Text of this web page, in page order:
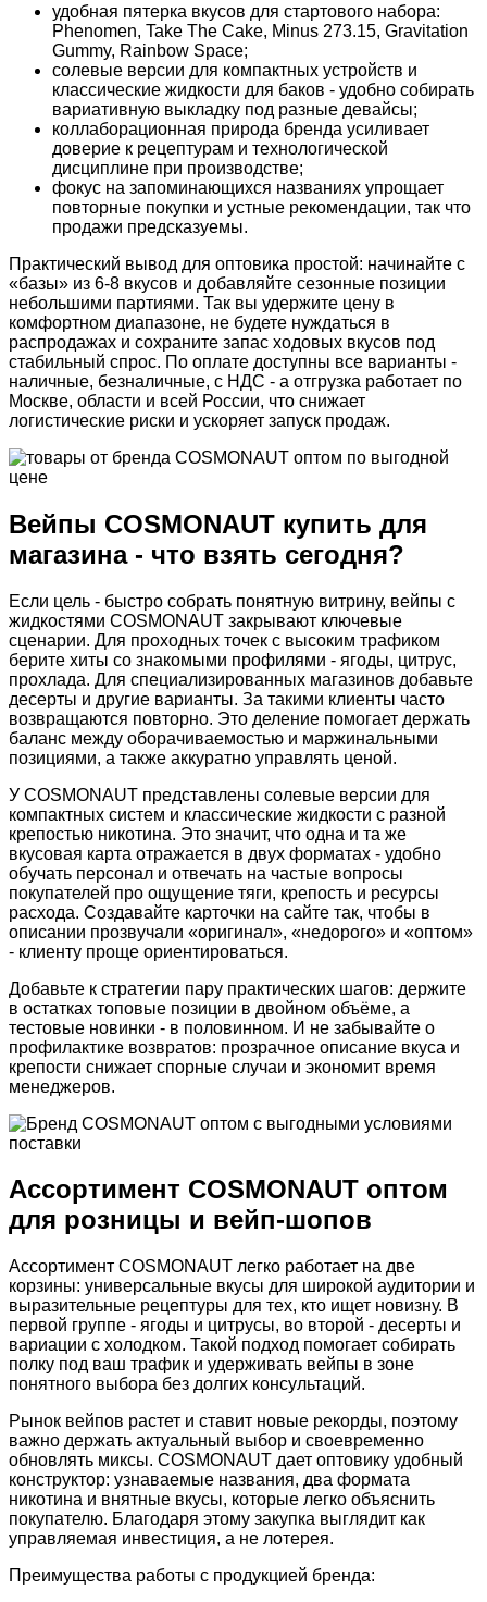
удобная пятерка вкусов для стартового набора:
Phenomen, Take The Cake, Minus 273.15, Gravitation
Gummy, Rainbow Space;
солевые версии для компактных устройств и
классические жидкости для баков - удобно собирать
вариативную выкладку под разные девайсы;
коллаборационная природа бренда усиливает
доверие к рецептурам и технологической
дисциплине при производстве;
фокус на запоминающихся названиях упрощает
повторные покупки и устные рекомендации, так что
продажи предсказуемы.
Практический вывод для оптовика простой: начинайте с
«базы» из 6-8 вкусов и добавляйте сезонные позиции
небольшими партиями. Так вы удержите цену в
комфортном диапазоне, не будете нуждаться в
распродажах и сохраните запас ходовых вкусов под
стабильный спрос. По оплате доступны все варианты -
наличные, безналичные, с НДС - а отгрузка работает по
Москве, области и всей России, что снижает
логистические риски и ускоряет запуск продаж.
Вейпы COSMONAUT купить для
магазина - что взять сегодня?
Если цель - быстро собрать понятную витрину, вейпы с
жидкостями COSMONAUT закрывают ключевые
сценарии. Для проходных точек с высоким трафиком
берите хиты со знакомыми профилями - ягоды, цитрус,
прохлада. Для специализированных магазинов добавьте
десерты и другие варианты. За такими клиенты часто
возвращаются повторно. Это деление помогает держать
баланс между оборачиваемостью и маржинальными
позициями, а также аккуратно управлять ценой.
У COSMONAUT представлены солевые версии для
компактных систем и классические жидкости с разной
крепостью никотина. Это значит, что одна и та же
вкусовая карта отражается в двух форматах - удобно
обучать персонал и отвечать на частые вопросы
покупателей про ощущение тяги, крепость и ресурсы
расхода. Создавайте карточки на сайте так, чтобы в
описании прозвучали «оригинал», «недорого» и «оптом»
- клиенту проще ориентироваться.
Добавьте к стратегии пару практических шагов: держите
в остатках топовые позиции в двойном объёме, а
тестовые новинки - в половинном. И не забывайте о
профилактике возвратов: прозрачное описание вкуса и
крепости снижает спорные случаи и экономит время
менеджеров.
Ассортимент COSMONAUT оптом
для розницы и вейп-шопов
Ассортимент COSMONAUT легко работает на две
корзины: универсальные вкусы для широкой аудитории и
выразительные рецептуры для тех, кто ищет новизну. В
первой группе - ягоды и цитрусы, во второй - десерты и
вариации с холодком. Такой подход помогает собирать
полку под ваш трафик и удерживать вейпы в зоне
понятного выбора без долгих консультаций.
Рынок вейпов растет и ставит новые рекорды, поэтому
важно держать актуальный выбор и своевременно
обновлять миксы. COSMONAUT дает оптовику удобный
конструктор: узнаваемые названия, два формата
никотина и внятные вкусы, которые легко объяснить
покупателю. Благодаря этому закупка выглядит как
управляемая инвестиция, а не лотерея.
Преимущества работы с продукцией бренда: